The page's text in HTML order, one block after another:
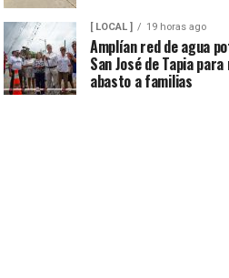
[ LOCAL ] 19 horas ago
Amplían red de agua
San José de Tapia
abasto a familias